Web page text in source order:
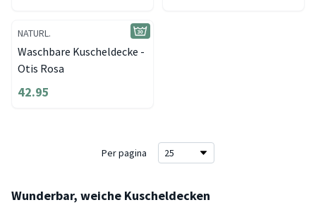
NATURL.
Waschbare Kuscheldecke -
Otis Rosa
42.95
Per pagina
Wunderbar, weiche Kuscheldecken